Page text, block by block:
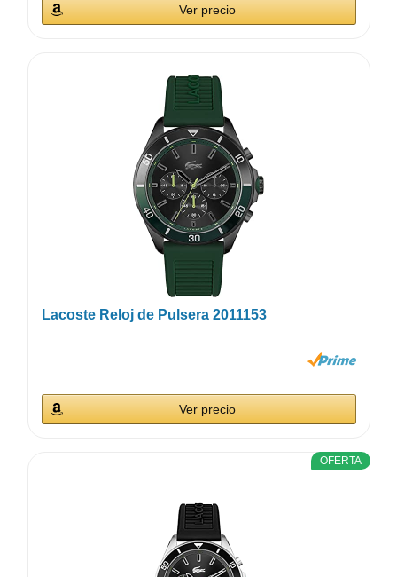
Ver precio
Lacoste Reloj de Pulsera 2011153
Ver precio
OFERTA